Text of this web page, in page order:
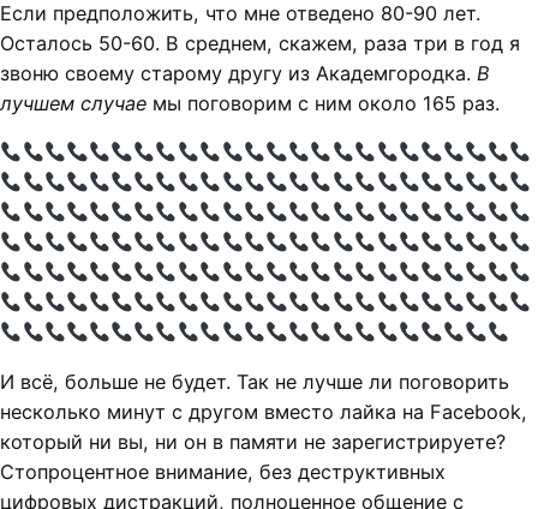
Если предположить, что мне отведено 80-90 лет.
Осталось 50-60. В среднем, скажем, раза три в год я
звоню своему старому другу из Академгородка. В
лучшем случае мы поговорим с ним около 165 раз.
И всё, больше не будет. Так не лучше ли поговорить
несколько минут с другом вместо лайка на Facebook,
который ни вы, ни он в памяти не зарегистрируете?
Стопроцентное внимание, без деструктивных
цифровых дистракций, полноценное общение с